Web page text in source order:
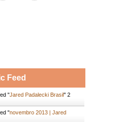
Feed
"Jared Padalecki Brasil" 2
"novembro 2013 | Jared